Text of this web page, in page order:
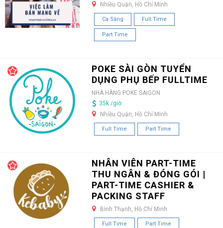
Nhiều Quận, Hồ Chí Minh
Ca Sáng Full Time
Part Time
POKE SÀI GÒN TUYỂN
DỤNG PHỤ BẾP FULLTIME
NHÀ HÀNG POKE SAIGON
35k /giờ
Nhiều Quận, Hồ Chí Minh
Full Time Part Time
NHÂN VIÊN PART-TIME
THU NGÂN & ĐÓNG GÓI |
PART-TIME CASHIER &
PACKING STAFF
Bình Thạnh, Hồ Chí Minh
Full Time Part Time